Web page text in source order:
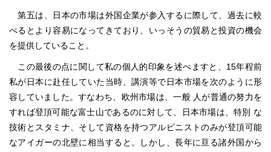
第五は、日本の市場は外国企業が参入するに際して、過去に較
べるとより容易になってきており、いっそうの貿易と投資の機会
を提供していること。
この最後の点に関して私の個人的印象を述べますと、15年程前
私が日本に赴任していた当時、講演等で日本市場を次のように形
容していました。すなわち、欧州市場は、一般 人が普通の努力を
すれば登頂可能な富士山であるのに対して、日本市場は、特別 な
技術とスタミナ、そして資格を持つアルピニストのみが登頂可能
なアイガーの北壁に相当すると。しかし、長年に亘る諸外国から